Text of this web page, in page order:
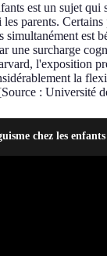
est un sujet qui
parents. Certains
simultanément est
une surcharge
l'exposition
la
: Université
chez les enfants